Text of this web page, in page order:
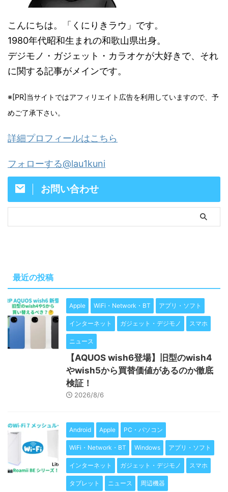
こんにちは。「くにりきラウ」です。
1980年代昭和生まれの和歌山県出身。
デジモノ・ガジェット・カラオケが大好きで、それ
に関する記事がメインです。
※[PR]当サイトではアフィリエイト広告を利用していますので、予
めご了承下さい。
詳細プロフィールはこちら
フォローする@lau1kuni
お問い合わせ
最近の投稿
Apple WiFi・Network・BT アプリ・ソフト
インターネット ガジェット・デジモノ スマホ
ニュース
【AQUOS wish6登場】旧型のwish4
やwish5から買替価値があるのか徹底
検証！
2026/8/6
Android Apple PC・パソコン
WiFi・Network・BT Windows アプリ・ソフト
インターネット ガジェット・デジモノ スマホ
タブレット ニュース 周辺機器